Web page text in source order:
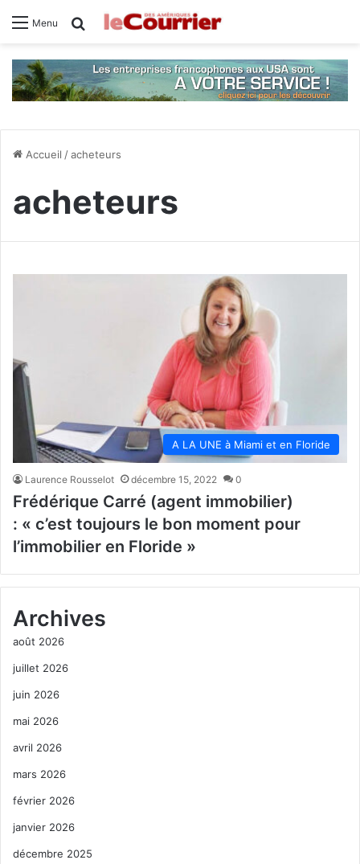
Menu Rechercher
Accueil /acheteurs
acheteurs
A LA UNE à Miami et en Floride
Laurence Rousselot décembre 15, 2022 0
Frédérique Carré (agent immobilier)
: « c’est toujours le bon moment pour
l’immobilier en Floride »
Archives
août 2026
juillet 2026
juin 2026
mai 2026
avril 2026
mars 2026
février 2026
janvier 2026
décembre 2025